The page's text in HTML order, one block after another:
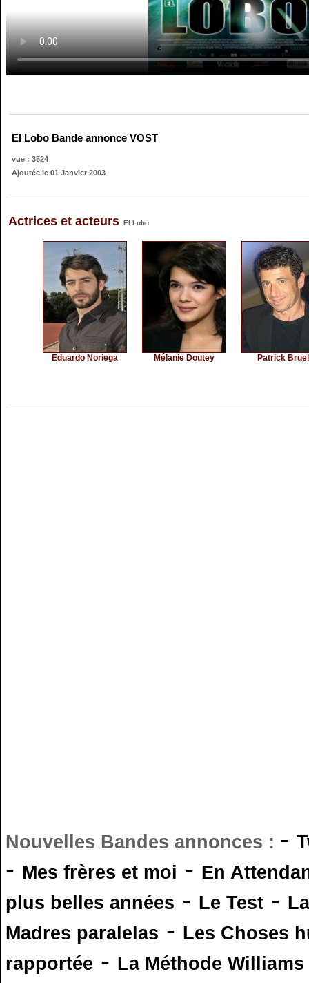
El Lobo Bande annonce VOST
vue : 3524
Ajoutée le 01 Janvier 2003
Actrices et acteurs El Lobo
Eduardo Noriega Mélanie Doutey Patrick Bruel
Nouvelles Bandes annonces : -
- Mes frères et moi - En
plus belles années - Le Test -
Madres paralelas - Les Choses
rapportée - La Méthode Williams